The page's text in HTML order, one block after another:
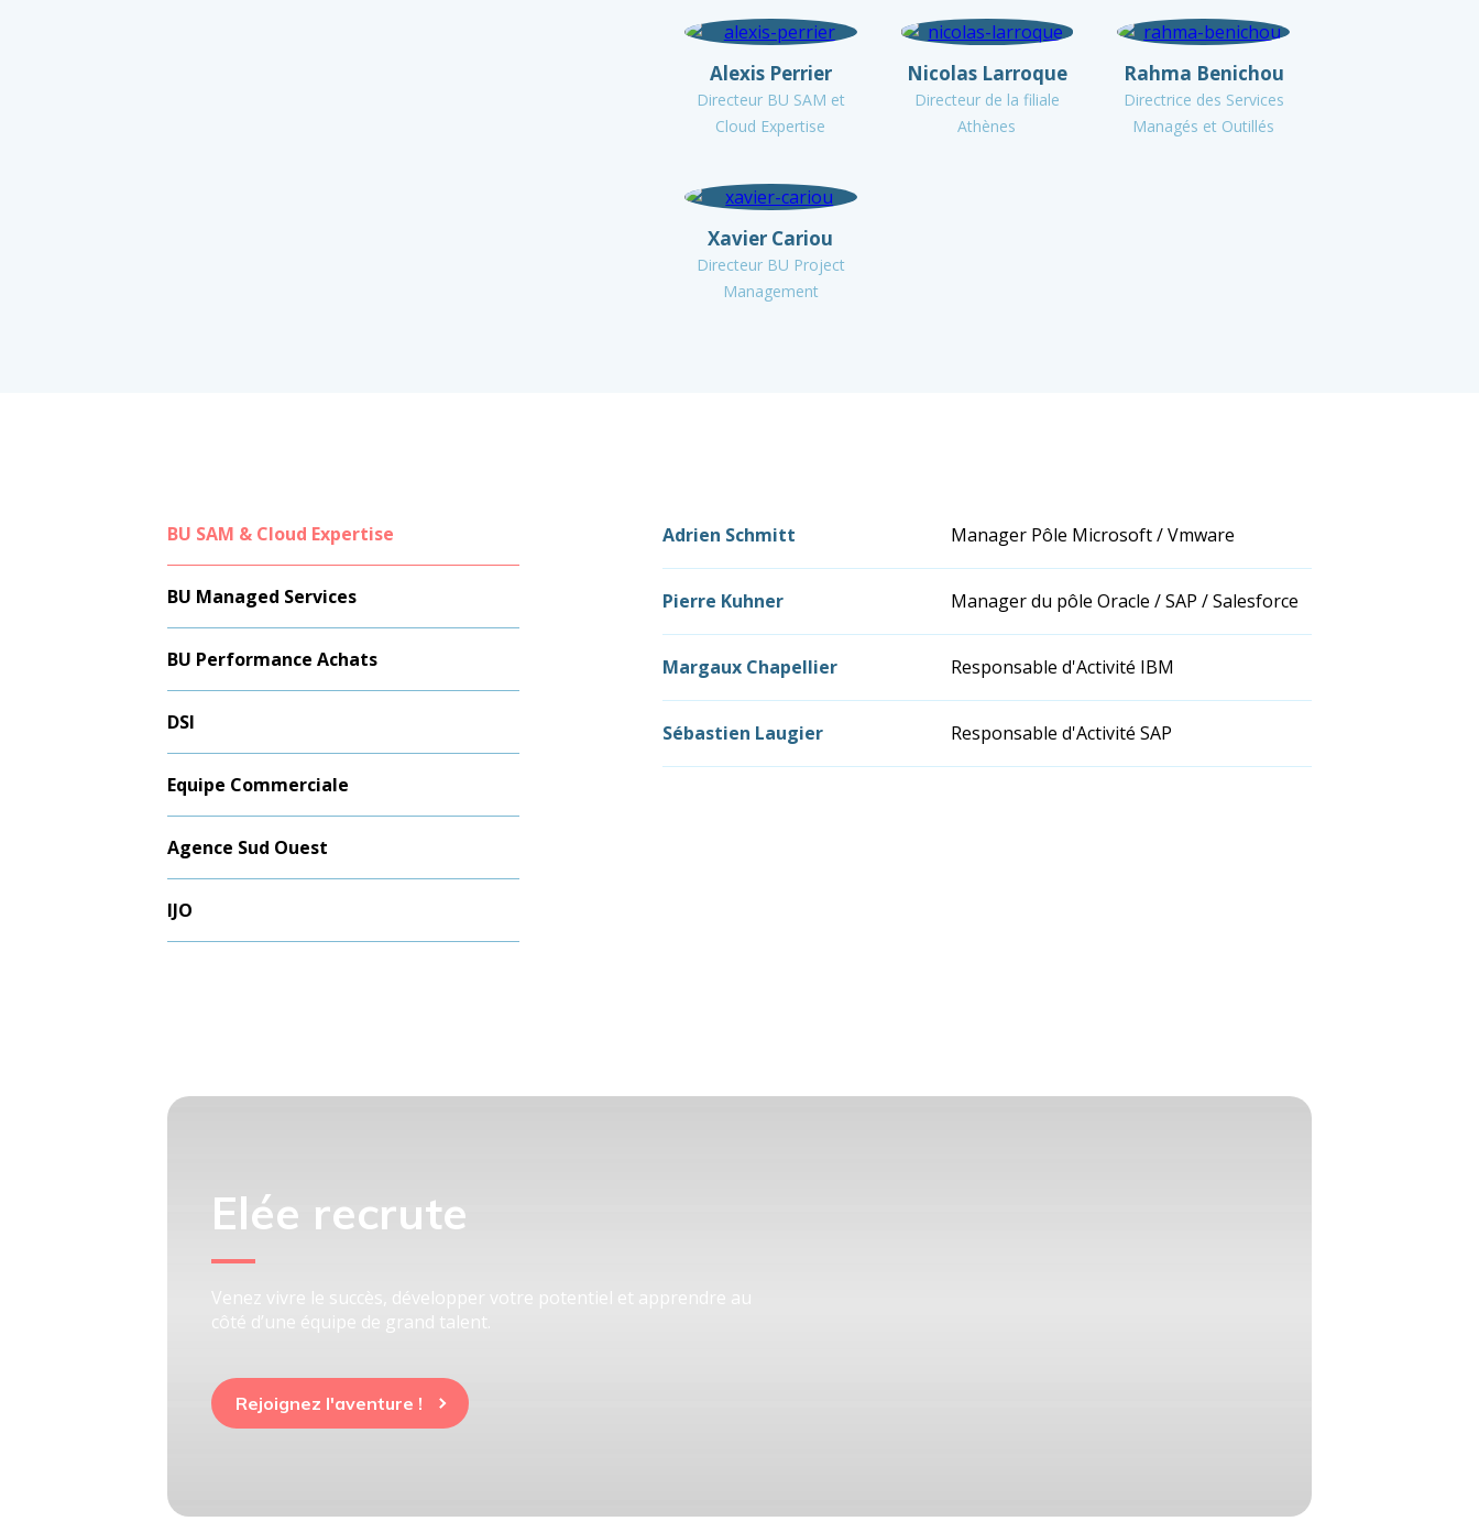
Alexis Perrier
Directeur BU SAM et
Cloud Expertise
Nicolas Larroque
Directeur de la filiale
Athènes
Rahma Benichou
Directrice des Services
Managés et Outillés
Xavier Cariou
Directeur BU Project
Management
BU SAM & Cloud Expertise
BU Managed Services
BU Performance Achats
DSI
Equipe Commerciale
Agence Sud Ouest
IJO
Adrien Schmitt Manager Pôle Microsoft / Vmware
Pierre Kuhner Manager du pôle Oracle / SAP / Salesforce
Margaux Chapellier Responsable d'Activité IBM
Sébastien Laugier Responsable d'Activité SAP
Elée recrute
Venez vivre le succès, développer votre potentiel et apprendre au
côté d’une équipe de grand talent.
Rejoignez l'aventure !